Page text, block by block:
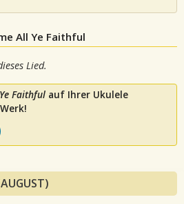
All Ye Faithful
Lied.
Faithful auf Ihrer Ukulele